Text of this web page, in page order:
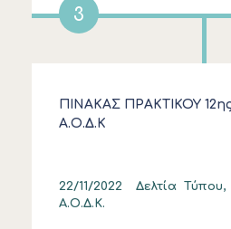
3
ΠΙΝΑΚΑΣ ΠΡΑΚΤΙΚΟΥ
Α.Ο.Δ.Κ
22/11/2022Δελτία
Α.Ο.Δ.Κ.